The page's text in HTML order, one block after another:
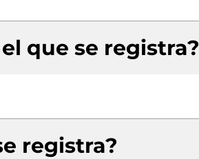
que se registra?
registra?